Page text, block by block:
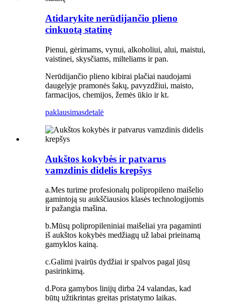
Atidarykite nerūdijančio plieno
cinkuotą statinę
Pienui, gėrimams, vynui, alkoholiui, alui, maistui,
vaistinei, skysčiams, milteliams ir pan.
Nerūdijančio plieno kibirai plačiai naudojami
daugelyje pramonės šakų, pavyzdžiui, maisto,
farmacijos, chemijos, žemės ūkio ir kt.
paklausimasdetalė
Aukštos kokybės ir patvarus
vamzdinis didelis krepšys
a.Mes turime profesionalų polipropileno maišelio
gamintoją su aukščiausios klasės technologijomis
ir pažangia mašina.
b.Mūsų polipropileniniai maišeliai yra pagaminti
iš aukštos kokybės medžiagų už labai prieinamą
gamyklos kainą.
c.Galimi įvairūs dydžiai ir spalvos pagal jūsų
pasirinkimą.
d.Pora gamybos linijų dirba 24 valandas, kad
būtų užtikrintas greitas pristatymo laikas.